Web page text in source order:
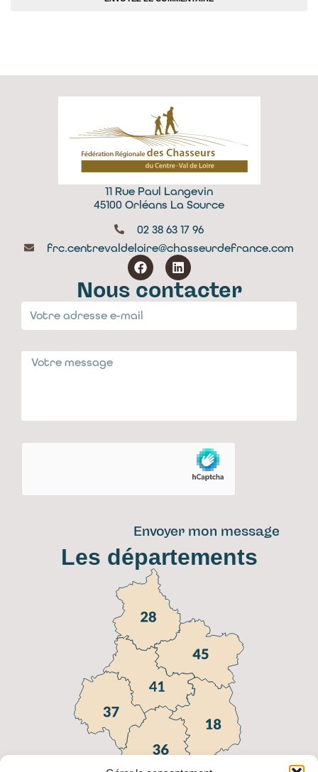
11 Rue Paul Langevin
45100 Orléans La Source
02 38 63 17 96
frc.centrevaldeloire@chasseurdefrance.com
Nous contacter
Envoyer mon message
Les départements